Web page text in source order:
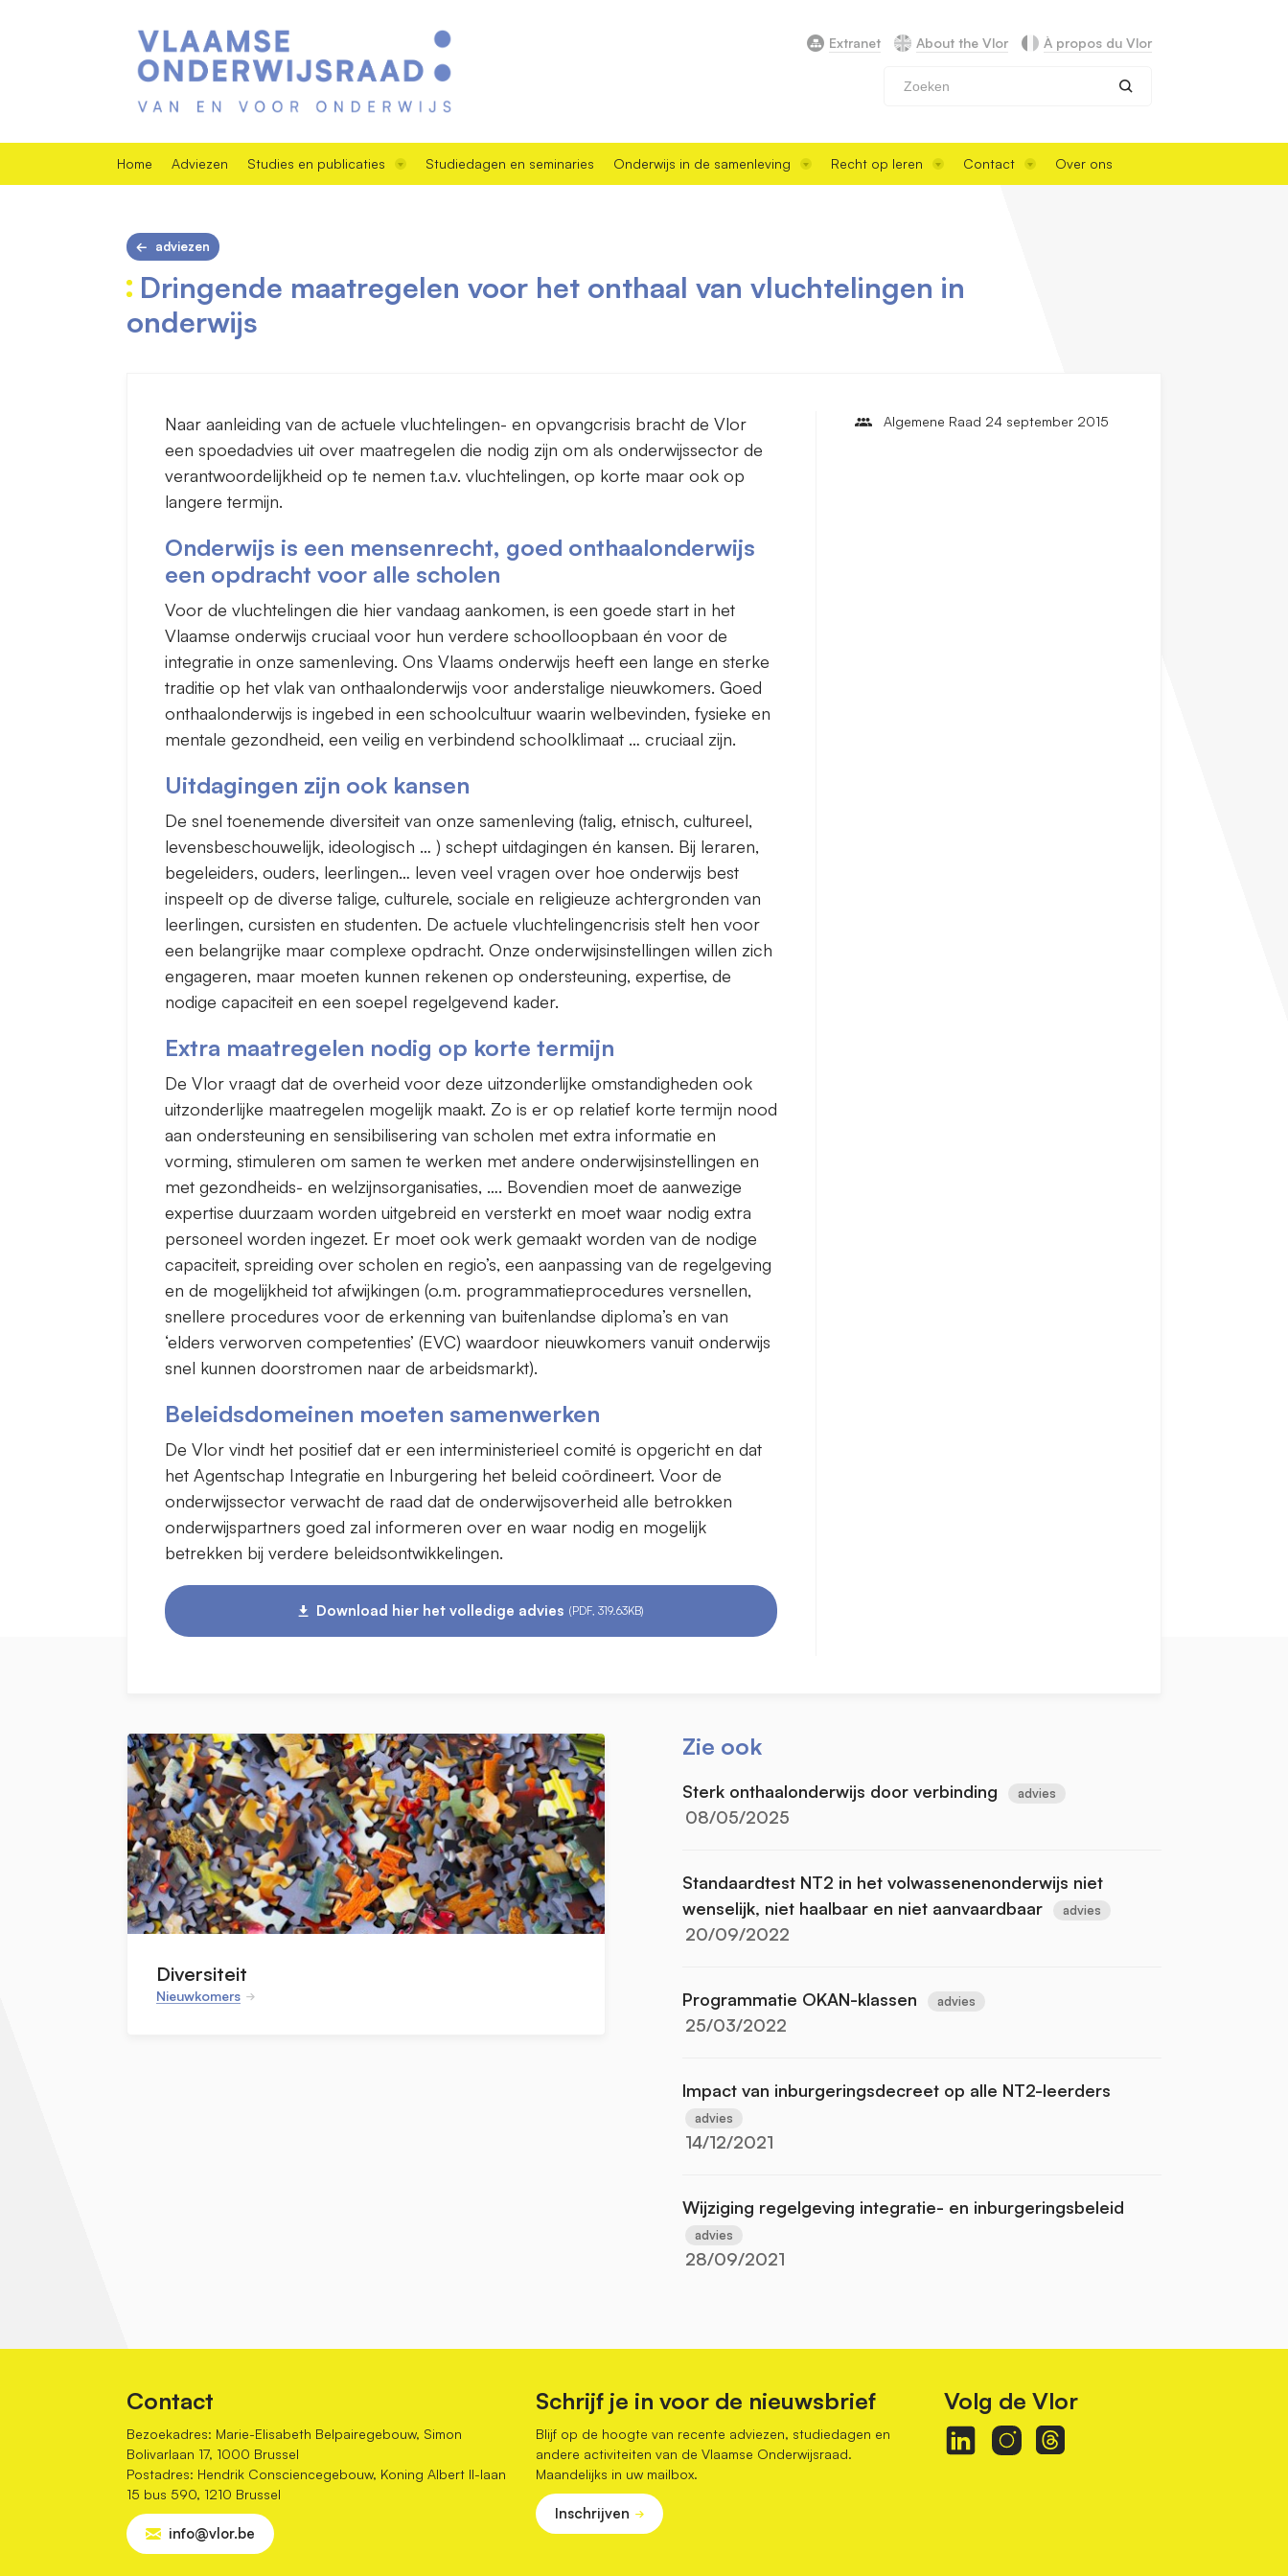
Extranet About the Vlor À propos du Vlor
Home Adviezen Studies en publicaties Studiedagen en seminaries Onderwijs in de samenleving Recht op leren Contact Over ons
adviezen
Dringende maatregelen voor het onthaal van vluchtelingen in
onderwijs
Naar aanleiding van de actuele vluchtelingen- en opvangcrisis bracht de Vlor
een spoedadvies uit over maatregelen die nodig zijn om als onderwijssector de
verantwoordelijkheid op te nemen t.a.v. vluchtelingen, op korte maar ook op
langere termijn.
Onderwijs is een mensenrecht, goed onthaalonderwijs
een opdracht voor alle scholen
Voor de vluchtelingen die hier vandaag aankomen, is een goede start in het
Vlaamse onderwijs cruciaal voor hun verdere schoolloopbaan én voor de
integratie in onze samenleving. Ons Vlaams onderwijs heeft een lange en sterke
traditie op het vlak van onthaalonderwijs voor anderstalige nieuwkomers. Goed
onthaalonderwijs is ingebed in een schoolcultuur waarin welbevinden, fysieke en
mentale gezondheid, een veilig en verbindend schoolklimaat … cruciaal zijn.
Uitdagingen zijn ook kansen
De snel toenemende diversiteit van onze samenleving (talig, etnisch, cultureel,
levensbeschouwelijk, ideologisch … ) schept uitdagingen én kansen. Bij leraren,
begeleiders, ouders, leerlingen… leven veel vragen over hoe onderwijs best
inspeelt op de diverse talige, culturele, sociale en religieuze achtergronden van
leerlingen, cursisten en studenten. De actuele vluchtelingencrisis stelt hen voor
een belangrijke maar complexe opdracht. Onze onderwijsinstellingen willen zich
engageren, maar moeten kunnen rekenen op ondersteuning, expertise, de
nodige capaciteit en een soepel regelgevend kader.
Extra maatregelen nodig op korte termijn
De Vlor vraagt dat de overheid voor deze uitzonderlijke omstandigheden ook
uitzonderlijke maatregelen mogelijk maakt. Zo is er op relatief korte termijn nood
aan ondersteuning en sensibilisering van scholen met extra informatie en
vorming, stimuleren om samen te werken met andere onderwijsinstellingen en
met gezondheids- en welzijnsorganisaties, …. Bovendien moet de aanwezige
expertise duurzaam worden uitgebreid en versterkt en moet waar nodig extra
personeel worden ingezet. Er moet ook werk gemaakt worden van de nodige
capaciteit, spreiding over scholen en regio’s, een aanpassing van de regelgeving
en de mogelijkheid tot afwijkingen (o.m. programmatieprocedures versnellen,
snellere procedures voor de erkenning van buitenlandse diploma’s en van
‘elders verworven competenties’ (EVC) waardoor nieuwkomers vanuit onderwijs
snel kunnen doorstromen naar de arbeidsmarkt).
Beleidsdomeinen moeten samenwerken
De Vlor vindt het positief dat er een interministerieel comité is opgericht en dat
het Agentschap Integratie en Inburgering het beleid coördineert. Voor de
onderwijssector verwacht de raad dat de onderwijsoverheid alle betrokken
onderwijspartners goed zal informeren over en waar nodig en mogelijk
betrekken bij verdere beleidsontwikkelingen.
Download hier het volledige advies (PDF, 319.63KB)
Algemene Raad 24 september 2015
Diversiteit
Nieuwkomers
Zie ook
Sterk onthaalonderwijs door verbinding advies
08/05/2025
Standaardtest NT2 in het volwassenenonderwijs niet
wenselijk, niet haalbaar en niet aanvaardbaar
advies
20/09/2022
Programmatie OKAN-klassen advies
25/03/2022
Impact van inburgeringsdecreet op alle NT2-leerders
advies
14/12/2021
Wijziging regelgeving integratie- en inburgeringsbeleid
advies
28/09/2021
Contact
Bezoekadres: Marie-Elisabeth Belpairegebouw, Simon
Bolivarlaan 17, 1000 Brussel
Postadres: Hendrik Consciencegebouw, Koning Albert II-laan
15 bus 590, 1210 Brussel
info@vlor.be
Schrijf je in voor de nieuwsbrief
Blijf op de hoogte van recente adviezen, studiedagen en
andere activiteiten van de Vlaamse Onderwijsraad.
Maandelijks in uw mailbox.
Inschrijven
Volg de Vlor